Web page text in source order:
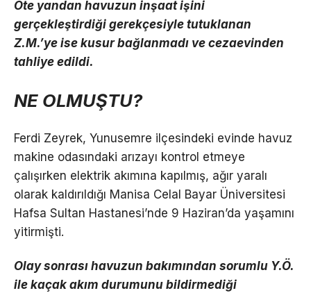
Öte yandan havuzun inşaat işini
gerçekleştirdiği gerekçesiyle tutuklanan
Z.M.’ye ise kusur bağlanmadı ve cezaevinden
tahliye edildi.
NE OLMUŞTU?
Ferdi Zeyrek, Yunusemre ilçesindeki evinde havuz
makine odasındaki arızayı kontrol etmeye
çalışırken elektrik akımına kapılmış, ağır yaralı
olarak kaldırıldığı Manisa Celal Bayar Üniversitesi
Hafsa Sultan Hastanesi’nde 9 Haziran’da yaşamını
yitirmişti.
Olay sonrası havuzun bakımından sorumlu Y.Ö.
ile kaçak akım durumunu bildirmediği